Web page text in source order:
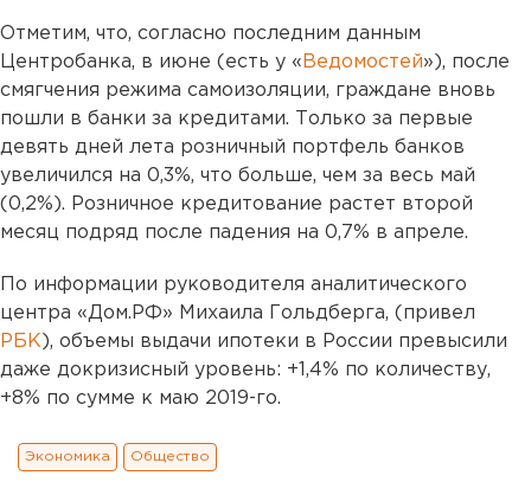
Отметим, что, согласно последним данным
Центробанка, в июне (есть у « Ведомостей»), после
смягчения режима самоизоляции, граждане вновь
пошли в банки за кредитами. Только за первые
девять дней лета розничный портфель банков
увеличился на 0,3%, что больше, чем за весь май
(0,2%). Розничное кредитование растет второй
месяц подряд после падения на 0,7% в апреле.
По информации руководителя аналитического
центра «Дом.РФ» Михаила Гольдберга, (привел
РБК ), объемы выдачи ипотеки в России превысили
даже докризисный уровень: +1,4% по количеству,
+8% по сумме к маю 2019-го.
Экономика Общество